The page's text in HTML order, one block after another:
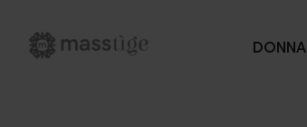
DONNA